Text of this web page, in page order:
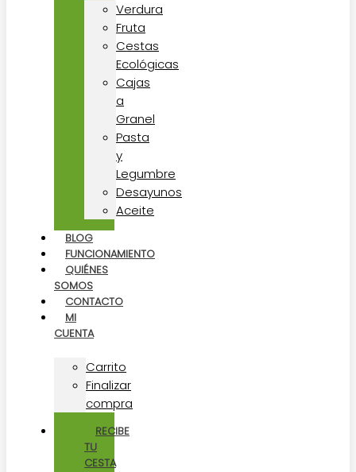
Verdura
Fruta
Cestas
Ecológicas
Cajas
a
Granel
Pasta
y
Legumbre
Desayunos
Aceite
BLOG
FUNCIONAMIENTO
QUIÉNES
SOMOS
CONTACTO
MI
CUENTA
Carrito
Finalizar
compra
RECIBE
TU
CESTA